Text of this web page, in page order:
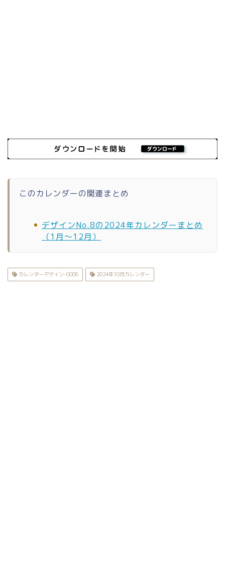
このカレンダーの関連まとめ
デザインNo.8の2024年カレンダーまとめ
（1月〜12月）
カレンダーデザイン-0008 2024年10月カレンダー